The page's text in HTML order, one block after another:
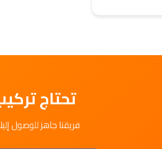
تحتاج
فريقنا جاهز للوصول